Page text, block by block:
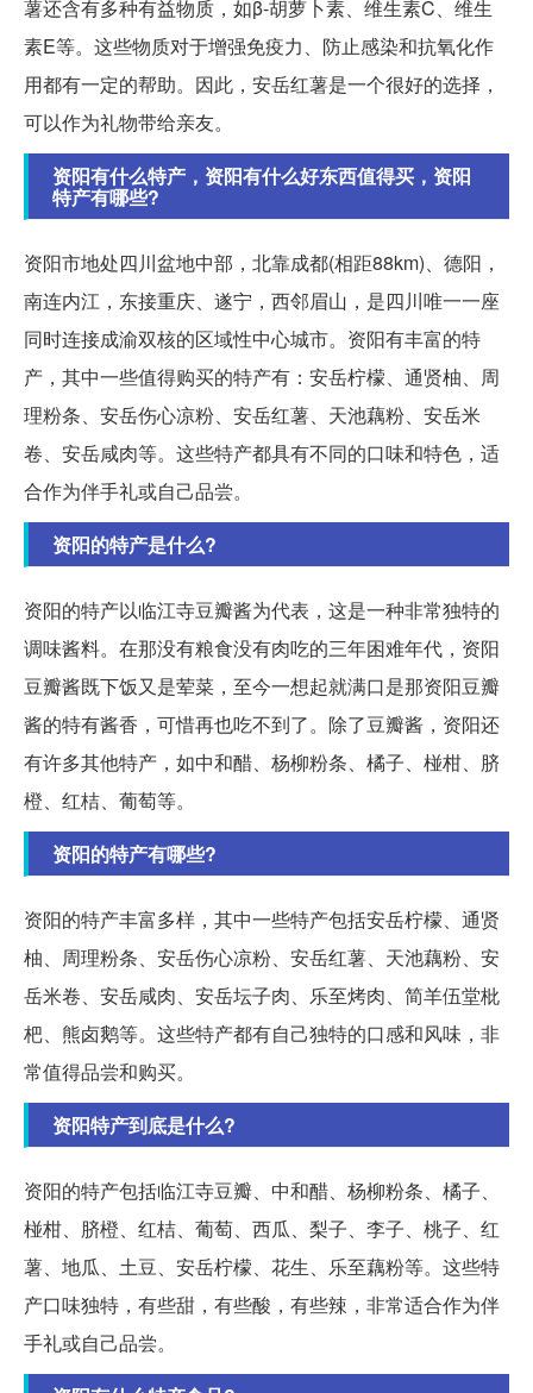
薯还含有多种有益物质，如β-胡萝卜素、维生素C、维生
素E等。这些物质对于增强免疫力、防止感染和抗氧化作
用都有一定的帮助。因此，安岳红薯是一个很好的选择，
可以作为礼物带给亲友。
资阳有什么特产，资阳有什么好东西值得买，资阳
特产有哪些?
资阳市地处四川盆地中部，北靠成都(相距88km)、德阳，
南连内江，东接重庆、遂宁，西邻眉山，是四川唯一一座
同时连接成渝双核的区域性中心城市。资阳有丰富的特
产，其中一些值得购买的特产有：安岳柠檬、通贤柚、周
理粉条、安岳伤心凉粉、安岳红薯、天池藕粉、安岳米
卷、安岳咸肉等。这些特产都具有不同的口味和特色，适
合作为伴手礼或自己品尝。
资阳的特产是什么?
资阳的特产以临江寺豆瓣酱为代表，这是一种非常独特的
调味酱料。在那没有粮食没有肉吃的三年困难年代，资阳
豆瓣酱既下饭又是荤菜，至今一想起就满口是那资阳豆瓣
酱的特有酱香，可惜再也吃不到了。除了豆瓣酱，资阳还
有许多其他特产，如中和醋、杨柳粉条、橘子、椪柑、脐
橙、红桔、葡萄等。
资阳的特产有哪些?
资阳的特产丰富多样，其中一些特产包括安岳柠檬、通贤
柚、周理粉条、安岳伤心凉粉、安岳红薯、天池藕粉、安
岳米卷、安岳咸肉、安岳坛子肉、乐至烤肉、简羊伍堂枇
杷、熊卤鹅等。这些特产都有自己独特的口感和风味，非
常值得品尝和购买。
资阳特产到底是什么?
资阳的特产包括临江寺豆瓣、中和醋、杨柳粉条、橘子、
椪柑、脐橙、红桔、葡萄、西瓜、梨子、李子、桃子、红
薯、地瓜、土豆、安岳柠檬、花生、乐至藕粉等。这些特
产口味独特，有些甜，有些酸，有些辣，非常适合作为伴
手礼或自己品尝。